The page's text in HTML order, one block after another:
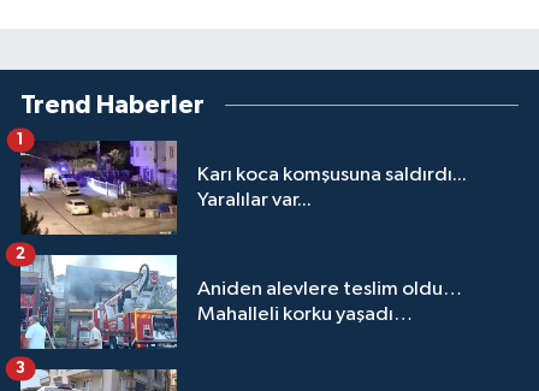
Trend Haberler
Karı koca komşusuna saldırdı...
Yaralılar var...
1
Aniden alevlere teslim oldu…
Mahalleli korku yaşadı…
2
3